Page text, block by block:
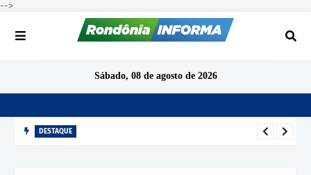
-->
Sábado, 08 de agosto de 2026
DESTAQUE